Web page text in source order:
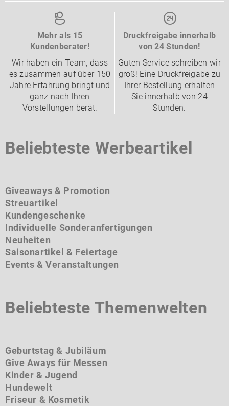
Mehr als 15
Kundenberater!
Wir haben ein Team, dass
es zusammen auf über 150
Jahre Erfahrung bringt und
ganz nach Ihren
Vorstellungen berät.
Druckfreigabe innerhalb
von 24 Stunden!
Guten Service schreiben wir
groß! Eine Druckfreigabe zu
Ihrer Bestellung erhalten
Sie innerhalb von 24
Stunden.
Beliebteste Werbeartikel
Giveaways & Promotion
Streuartikel
Kundengeschenke
Individuelle Sonderanfertigungen
Neuheiten
Saisonartikel & Feiertage
Events & Veranstaltungen
Beliebteste Themenwelten
Geburtstag & Jubiläum
Give Aways für Messen
Kinder & Jugend
Hundewelt
Friseur & Kosmetik